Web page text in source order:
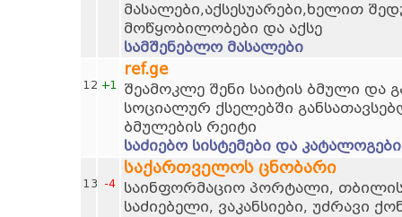
მასალები,აქსესუარები,ხელით
მოწყობილობები და აქსე
სამშენებლო მასალები
12 +1
ref.ge
შეამოკლე შენი საიტის ბმული და
სოციალურ ქსელებში
ბმულების რეიტი
საძიებო სისტემები და კატალოგები
13 -4
საქართველოს ცნობარი
საინფორმაციო პორტალი,
საძიებელი, ვაკანსიები, უძრავი